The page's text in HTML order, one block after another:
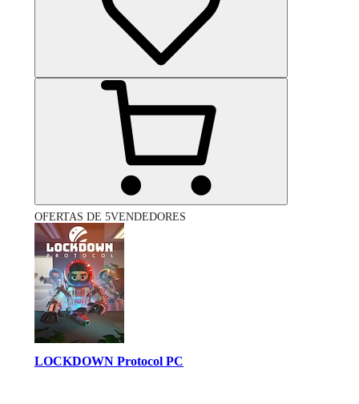
OFERTAS DE 5VENDEDORES
LOCKDOWN Protocol PC